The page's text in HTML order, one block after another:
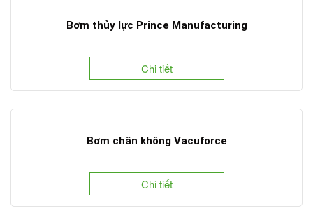
Bơm thủy lực Prince Manufacturing
Chi tiết
Bơm chân không Vacuforce
Chi tiết